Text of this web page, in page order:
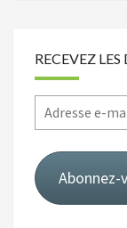
RECEVEZ
Adresse
e-
mail
Abonnez-